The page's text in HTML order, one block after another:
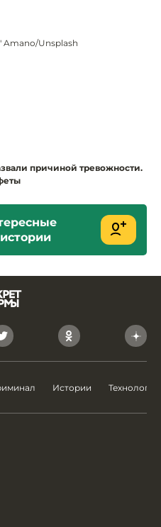
Amano/Unsplash
причиной тревожности.
Истории Технологии